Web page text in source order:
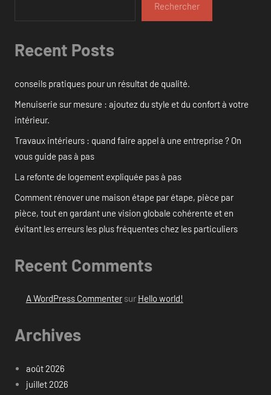
Rechercher
Recent Posts
conseils pratiques pour un résultat de qualité.
Menuiserie sur mesure : ajoutez du style et du confort à votre
intérieur.
Travaux intérieurs : quand faire appel à une entreprise ? On
vous guide pas à pas
La refonte de logement expliquée pas à pas
Comment rénover une maison étape par étape, pièce par
pièce, tout en gardant une vision globale cohérente et en
évitant les erreurs les plus fréquentes chez les particuliers
Recent Comments
A WordPress Commentersur Hello world!
Archives
août 2026
juillet 2026